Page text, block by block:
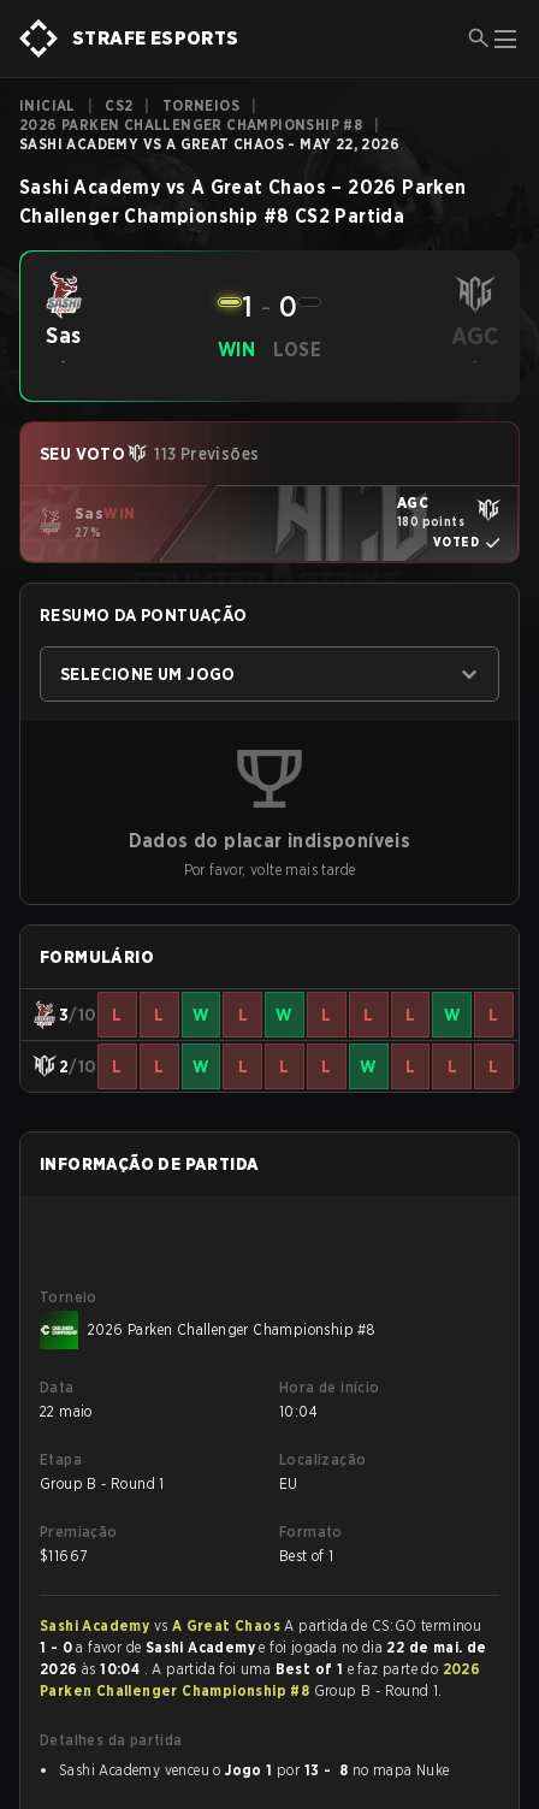
STRAFE ESPORTS
INICIAL CS2 TORNEIOS
2026 PARKEN CHALLENGER CHAMPIONSHIP #8
SASHI ACADEMY VS A GREAT CHAOS - MAY 22, 2026
Sashi Academy vs A Great Chaos – 2026 Parken
Challenger Championship #8 CS2 Partida
Sas
-
WIN
1 - 0
LOSE AGC
-
SEU VOTO 113 Previsões
SasWIN
27%
AGC
180 points
VOTED
RESUMO DA PONTUAÇÃO
SELECIONE UM JOGO
Dados do placar indisponíveis
Por favor, volte mais tarde
FORMULÁRIO
3/10 L L W L W L L L W L
2/10 L L W L L L W L L L
INFORMAÇÃO DE PARTIDA
Torneio
2026 Parken Challenger Championship #8
Data
22 maio
Hora de início
10:04
Etapa
Group B - Round 1
Localização
EU
Premiação
$11667
Formato
Best of 1
Sashi Academy vs A Great ChaosA partida de CS:GO terminou
1 - 0 a favor de Sashi Academye foi jogada no dia 22 de mai. de
2026 às10:04 . A partida foi uma Best of 1 e faz parte do 2026
Parken Challenger Championship #8 Group B - Round 1.
Detalhes da partida
Sashi Academy venceu oJogo 1 por 13 - 8 no mapa Nuke